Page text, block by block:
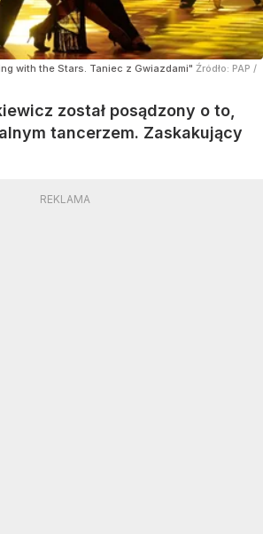
with the Stars. Taniec z Gwiazdami" Źródło: PAP /
został posądzony o to,
tancerzem. Zaskakujący